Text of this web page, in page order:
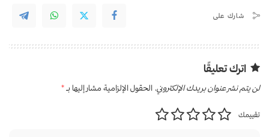
شارك على
اترك تعليقًا
لن يتم نشر عنوان بريدك الإلكتروني. الحقول الإلزامية مشار إليها بـ*
تقييمك